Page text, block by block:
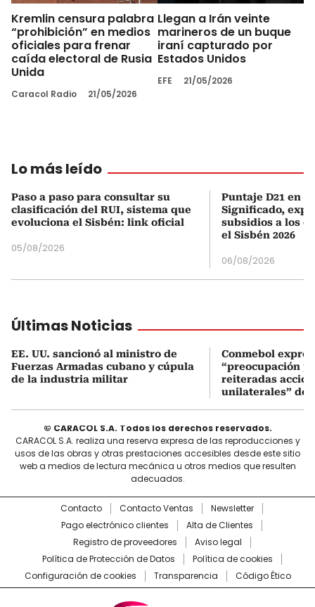
Kremlin censura palabra
“prohibición” en medios
oficiales para frenar
caída electoral de Rusia
Unida
Caracol Radio 21/05/2026
Llegan a Irán veinte
marineros de un buque
iraní capturado por
Estados Unidos
EFE 21/05/2026
Lo más leído
Paso a paso para consultar su
clasificación del RUI, sistema que
evoluciona el Sisbén: link oficial
05/08/2026
Puntaje D21 en
Significado,
subsidios a los
el Sisbén 2026
06/08/2026
Últimas Noticias
EE. UU. sancionó al ministro de
Fuerzas Armadas cubano y cúpula
de la industria militar
Conmebol
“preocupación
reiteradas
unilaterales” de
© CARACOL S.A. Todos los derechos reservados.
CARACOL S.A. realiza una reserva expresa de las reproducciones y
usos de las obras y otras prestaciones accesibles desde este sitio
web a medios de lectura mecánica u otros medios que resulten
adecuados.
Contacto Contacto Ventas
Newsletter
Pago electrónico clientes
Alta de Clientes
Registro de proveedores
Aviso legal
Política de Protección de Datos
Política de cookies
Configuración de cookies
Transparencia Código Ético